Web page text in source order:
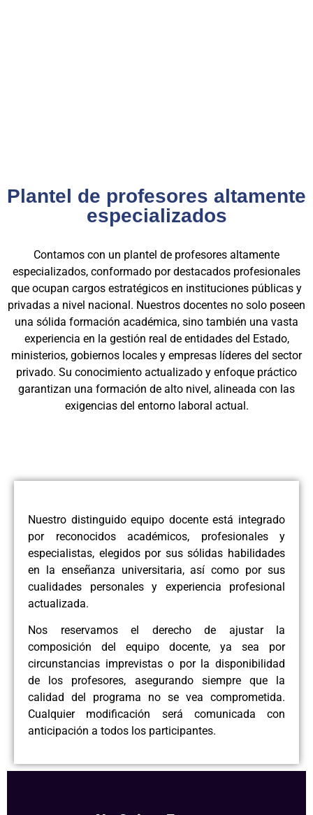
Plantel de profesores altamente
especializados
Contamos con un plantel de profesores altamente
especializados, conformado por destacados profesionales
que ocupan cargos estratégicos en instituciones públicas y
privadas a nivel nacional. Nuestros docentes no solo poseen
una sólida formación académica, sino también una vasta
experiencia en la gestión real de entidades del Estado,
ministerios, gobiernos locales y empresas líderes del sector
privado. Su conocimiento actualizado y enfoque práctico
garantizan una formación de alto nivel, alineada con las
exigencias del entorno laboral actual.
Nuestro distinguido equipo docente está integrado
por reconocidos académicos, profesionales y
especialistas, elegidos por sus sólidas habilidades
en la enseñanza universitaria, así como por sus
cualidades personales y experiencia profesional
actualizada.
Nos reservamos el derecho de ajustar la
composición del equipo docente, ya sea por
circunstancias imprevistas o por la disponibilidad
de los profesores, asegurando siempre que la
calidad del programa no se vea comprometida.
Cualquier modificación será comunicada con
anticipación a todos los participantes.